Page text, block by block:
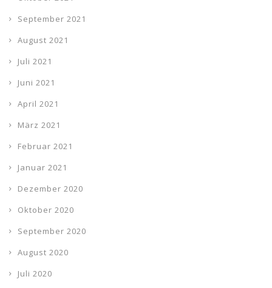
September 2021
August 2021
Juli 2021
Juni 2021
April 2021
März 2021
Februar 2021
Januar 2021
Dezember 2020
Oktober 2020
September 2020
August 2020
Juli 2020